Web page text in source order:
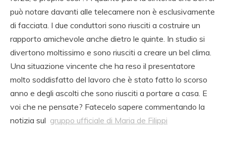
può notare davanti alle telecamere non è esclusivamente
di facciata. I due conduttori sono riusciti a costruire un
rapporto amichevole anche dietro le quinte. In studio si
divertono moltissimo e sono riusciti a creare un bel clima.
Una situazione vincente che ha reso il presentatore
molto soddisfatto del lavoro che è stato fatto lo scorso
anno e degli ascolti che sono riusciti a portare a casa. E
voi che ne pensate? Fatecelo sapere commentando la
notizia sul gruppo ufficiale di Maria de Filippi